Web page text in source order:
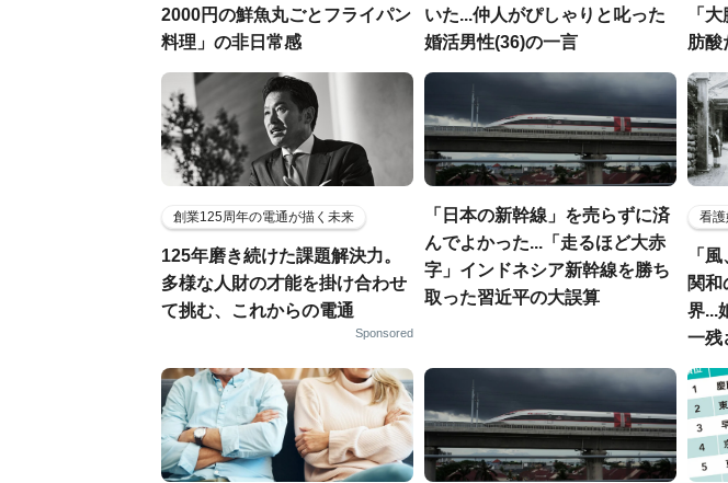
2000円の鮮魚丸ごとフライパン
料理」の非日常感
いた...仲人がぴしゃりと叱った
婚活男性(36)の一言
「
肪酸
創業125周年の電通が描く未来
125年磨き続けた課題解決力。
多様な人財の才能を掛け合わせ
て挑む、これからの電通
Sponsored
「日本の新幹線」を売らずに済
んでよかった...「走るほど大赤
字」インドネシア新幹線を勝ち
取った習近平の大誤算
看
「
関
界...
一残